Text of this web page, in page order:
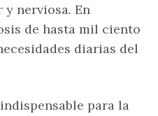
nerviosa. En
de hasta mil ciento
diarias del
para la